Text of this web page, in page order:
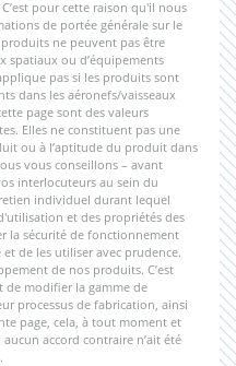
pour cette raison qu'il nous
de portée générale sur le
ne peuvent pas être
spatiaux ou d’équipements
pas si les produits sont
dans les aéronefs/vaisseaux
page sont des valeurs
Elles ne constituent pas une
ou à l’aptitude du produit dans
vous conseillons – avant
interlocuteurs au sein du
individuel durant lequel
et des propriétés des
la sécurité de fonctionnement
de les utiliser avec prudence.
de nos produits. C’est
modifier la gamme de
processus de fabrication, ainsi
page, cela, à tout moment et
accord contraire n’ait été